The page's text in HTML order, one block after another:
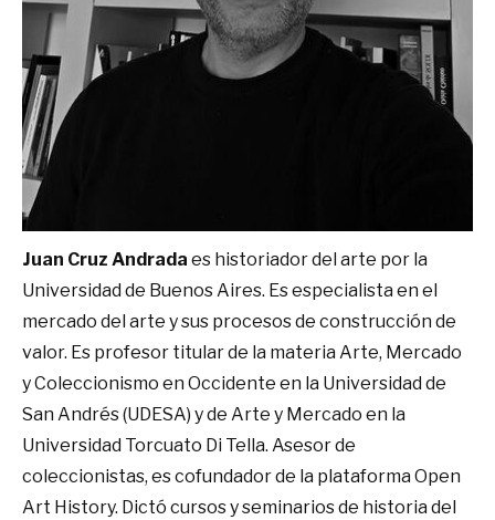
Juan Cruz Andrada es historiador del arte por la
Universidad de Buenos Aires. Es especialista en el
mercado del arte y sus procesos de construcción de
valor. Es profesor titular de la materia Arte, Mercado
y Coleccionismo en Occidente en la Universidad de
San Andrés (UDESA) y de Arte y Mercado en la
Universidad Torcuato Di Tella. Asesor de
coleccionistas, es cofundador de la plataforma Open
Art History. Dictó cursos y seminarios de historia del